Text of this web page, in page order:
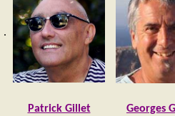
.
Patrick Gillet Georges